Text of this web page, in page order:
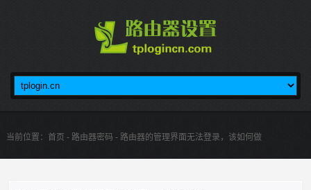
当前位置： 首页 - 路由器密码 - 路由器的管理界面无法登录，该如何做